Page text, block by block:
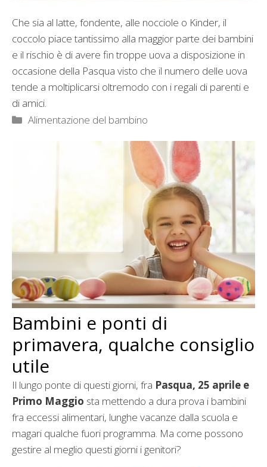
Che sia al latte, fondente, alle nocciole o Kinder, il
coccolo piace tantissimo alla maggior parte dei bambini
e il rischio è di avere fin troppe uova a disposizione in
occasione della Pasqua visto che il numero delle uova
tende a moltiplicarsi oltremodo con i regali di parenti e
di amici.
Categorie
Alimentazione del bambino
Bambini e ponti di
primavera, qualche consiglio
utile
Il lungo ponte di questi giorni, fra Pasqua, 25 aprile e
Primo Maggio sta mettendo a dura prova i bambini
fra eccessi alimentari, lunghe vacanze dalla scuola e
magari qualche fuori programma. Ma come possono
gestire al meglio questi giorni i genitori?